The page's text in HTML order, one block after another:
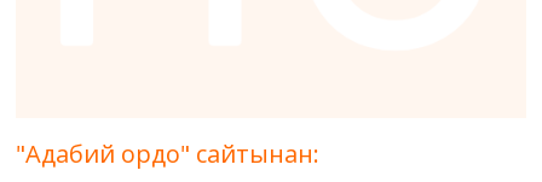
"Адабий ордо" сайтынан: